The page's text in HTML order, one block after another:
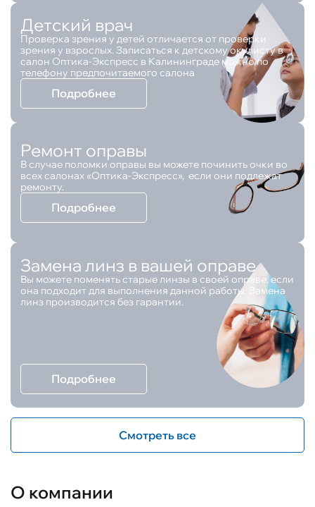
Детский врач
Проверка зрения у детей отличается от проверки
зрения у взрослых. Записаться к детскому окулисту в
салон Оптика-Экспресс в Калининграде можно по
телефону предпочитаемого салона
Подробнее
Ремонт оправы
В случае поломки оправы вы можете починить очки во
всех салонах «Оптика-Экспресс», если они подлежат
ремонту.
Подробнее
Замена линз в вашей оправе
Вы можете поменять старые линзы в своей оправе, если
она подходит для выполнения данной работы. Замена
линз производится без гарантии.
Подробнее
Смотреть все
О компании